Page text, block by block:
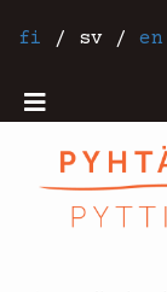
tillfi / sv / en